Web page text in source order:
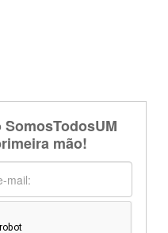
SomosTodosUM
mão!